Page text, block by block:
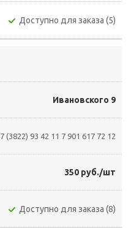
Доступно для заказа (5)
Ивановского 9
7 (3822) 93 42 11 7 901 617 72 12
350 руб./шт
Доступно для заказа (8)